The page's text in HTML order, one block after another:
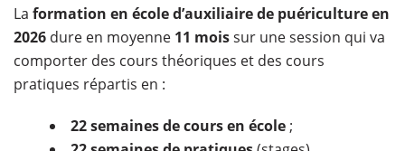
La formation en école d’auxiliaire de puériculture en
2026 dure en moyenne 11 moissur une session qui va
comporter des cours théoriques et des cours
pratiques répartis en :
22 semaines de cours en école ;